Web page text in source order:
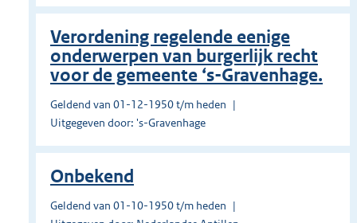
Verordening regelende eenige
onderwerpen van burgerlijk recht
voor de gemeente ‘s-Gravenhage.
Geldend van 01-12-1950 t/m heden
Uitgegeven door: 's-Gravenhage
Onbekend
Geldend van 01-10-1950 t/m heden